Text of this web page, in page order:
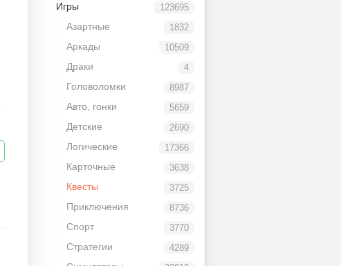
123695
Игры
1832
Азартные
10509
Аркады
4
Драки
8987
Головоломки
5659
Авто, гонки
2690
Детские
17366
Логические
3638
Карточные
3725
Квесты
8736
Приключения
3770
Спорт
4289
Стратегии